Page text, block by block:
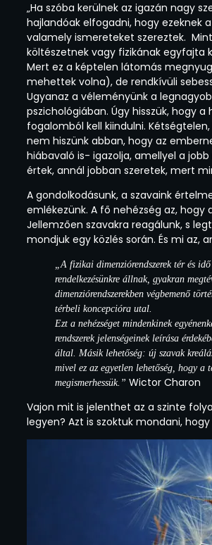
„Ha szóba kerülnek az igazán nagy
hajlandóak elfogadni, hogy ezeknek
valamely ismereteket szereztek.
költészetnek vagy fizikának egyfajta
Mert ez a képtelen látomás
mehettek volna), de rendkívüli
Ugyanaz a véleményünk a
pszichológiában. Úgy hisszük, hogy
fogalomból kell kiindulni.
nem hiszünk abban, hogy az
hiábavaló is- igazolja, amellyel a
értek, annál jobban szeretek, mert
A gondolkodásunk, a szavaink
emlékezünk. A fő nehézség az,
Jellemzően szavakra reagálunk, s
mondjuk egy közlés során. És mi
„A fizikai dimenziórendszerek tér és
rendelkezésünkre állnak, gyakran
dimenziórendszerekben végbemenő
térbeli koncepcióra utal.
Ezt a nehézséget mindenkinek
rendszerek jelenségeinek leírása
által. Másik lehetőség: új szavak
mivel ez az egyetlen lehetőség, hogy a
megismerhessük.” Wictor Charon
Vajon mit is jelenthet az a szinte
legyen? Azt is szoktuk mondani,